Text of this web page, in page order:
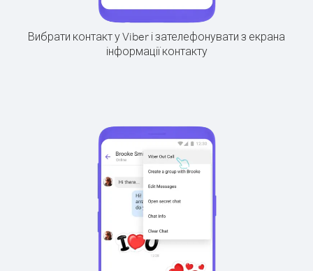
Вибрати контакт у Viber і зателефонувати з екрана
інформації контакту